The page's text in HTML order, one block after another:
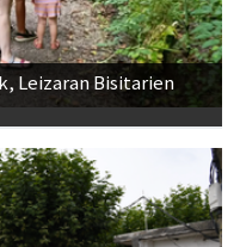
Leizaran Bisitarien